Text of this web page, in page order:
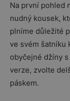
Na první pohled
nudný kousek,
plníme důležité
ve svém šatníku
obyčejné džíny
verze, zvolte
páskem.